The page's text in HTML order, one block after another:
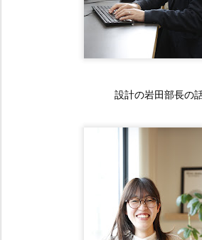
設計の岩田部長の